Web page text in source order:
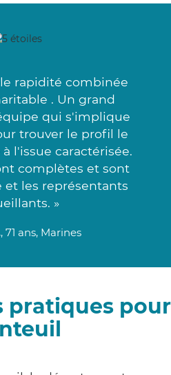
rapidité combinée
. Un grand
qui s'implique
trouver le profil le
l'issue caractérisée.
complètes et sont
et les représentants
»
, 71 ans, Marines
pratiques pour